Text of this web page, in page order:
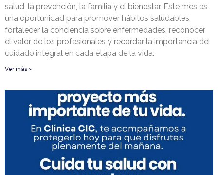
salud, la prevención, la familia y el bienestar. Este mes es
una oportunidad para promover hábitos saludables,
fortalecer la conciencia sobre enfermedades, reconocer
el valor de los profesionales y recordar la importancia del
cuidado integral en cada etapa de la vida.
Ver más »